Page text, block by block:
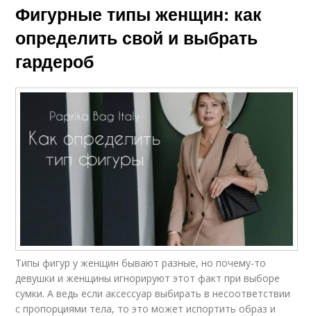
Фигурные типы женщин: как
определить свой и выбрать
гардероб
Типы фигур у женщин бывают разные, но почему-то
девушки и женщины игнорируют этот факт при выборе
сумки. А ведь если аксессуар выбирать в несоответствии
с пропорциями тела, то это может испортить образ и